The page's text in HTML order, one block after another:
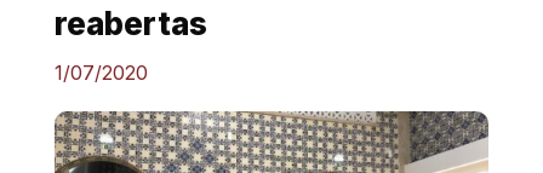
reabertas
1/07/2020